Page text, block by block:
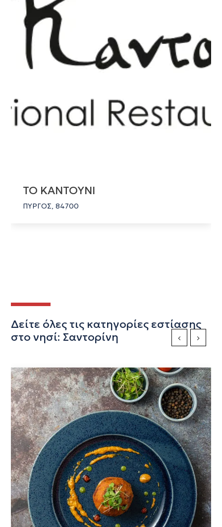
ΤΟ ΚΑΝΤΟΥΝΙ
ΠΥΡΓΟΣ, 84700
Δείτε όλες τις κατηγορίες εστίασης
στο νησί: Σαντορίνη
Previous Slide
Next